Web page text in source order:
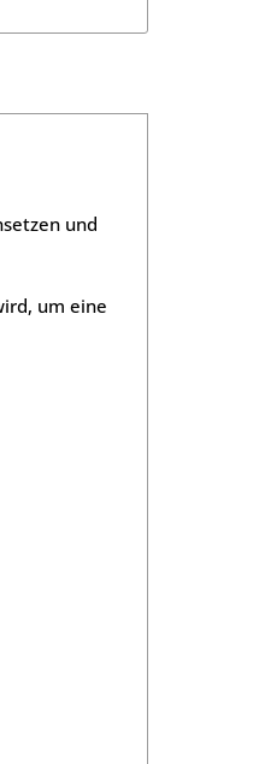
und
um eine